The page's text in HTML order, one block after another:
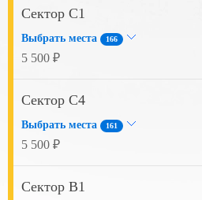
Сектор C1
Выбрать места 166
5 500 ₽
Сектор C4
Выбрать места 161
5 500 ₽
Сектор B1